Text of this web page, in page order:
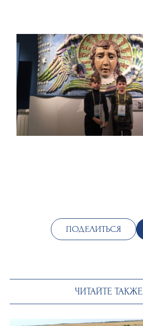
ПОДЕЛИТЬСЯ
ЧИТАЙТЕ ТАКЖЕ